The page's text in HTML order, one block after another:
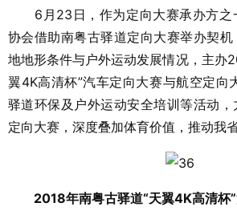
6月23日，作为定向大赛承办方之
协会借助南粤古驿道定向大赛举办契
地地形条件与户外运动发展情况，主办
翼4K高清杯”汽车定向大赛与航空定向
驿道环保及户外运动安全培训等活动
定向大赛，深度叠加体育价值，推动我
2018年南粤古驿道“天翼4K高清杯”